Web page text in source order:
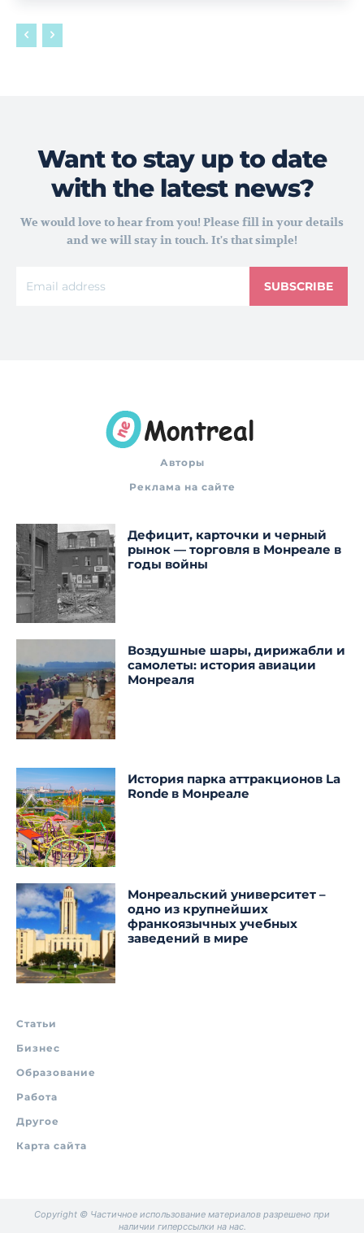
Want to stay up to date
with the latest news?
We would love to hear from you! Please fill in your details
and we will stay in touch. It's that simple!
SUBSCRIBE
Авторы
Реклама на сайте
Дефицит, карточки и черный
рынок — торговля в Монреале в
годы войны
Воздушные шары, дирижабли и
самолеты: история авиации
Монреаля
История парка аттракционов La
Ronde в Монреале
Монреальский университет –
одно из крупнейших
франкоязычных учебных
заведений в мире
Статьи
Бизнес
Образование
Работа
Другое
Карта сайта
Copyright © Частичное использование материалов разрешено при
наличии гиперссылки на нас.